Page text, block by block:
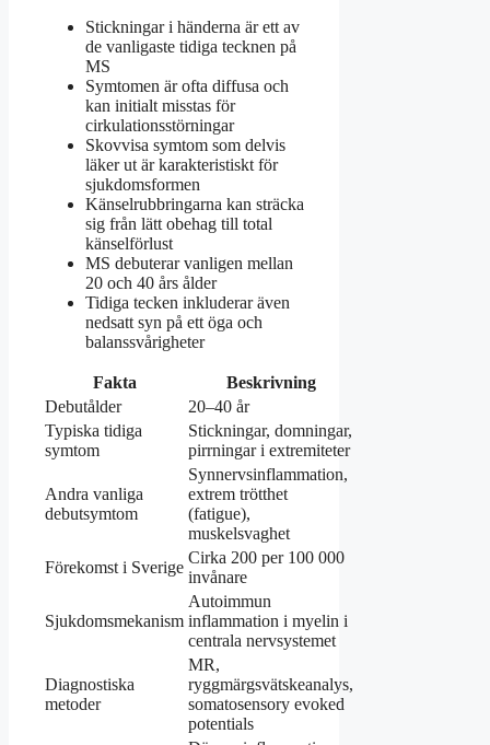
Stickningar i händerna är ett av
de vanligaste tidiga tecknen på
MS
Symtomen är ofta diffusa och
kan initialt misstas för
cirkulationsstörningar
Skovvisa symtom som delvis
läker ut är karakteristiskt för
sjukdomsformen
Känselrubbringarna kan sträcka
sig från lätt obehag till total
känselförlust
MS debuterar vanligen mellan
20 och 40 års ålder
Tidiga tecken inkluderar även
nedsatt syn på ett öga och
balanssvårigheter
Fakta
Beskrivning
Debutålder
20–40 år
Typiska tidiga
symtom
Stickningar, domningar,
pirrningar i extremiteter
Andra vanliga
debutsymtom
Synnervsinflammation,
extrem trötthet
(fatigue),
muskelsvaghet
Förekomst i Sverige
Cirka 200 per 100 000
invånare
Sjukdomsmekanism
Autoimmun
inflammation i myelin i
centrala nervsystemet
Diagnostiska
metoder
MR,
ryggmärgsvätskeanalys,
somatosensory evoked
potentials